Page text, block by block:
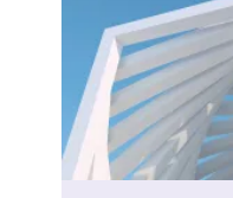
Pagination